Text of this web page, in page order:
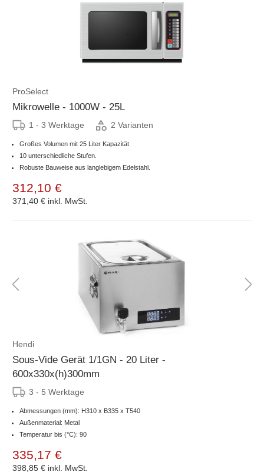
ProSelect
Mikrowelle - 1000W - 25L
1 - 3 Werktage 2 Varianten
Großes Volumen mit 25 Liter Kapazität
10 unterschiedliche Stufen.
Robuste Bauweise aus langlebigem Edelstahl.
312,10 €
371,40 € inkl. MwSt.
Hendi
Sous-Vide Gerät 1/1GN - 20 Liter -
600x330x(h)300mm
3 - 5 Werktage
Abmessungen (mm): H310 x B335 x T540
Außenmaterial: Metal
Temperatur bis (°C): 90
335,17 €
398,85 € inkl. MwSt.